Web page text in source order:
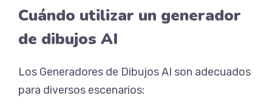
Cuándo utilizar un generador
de dibujos AI
Los Generadores de Dibujos AI son adecuados
para diversos escenarios: